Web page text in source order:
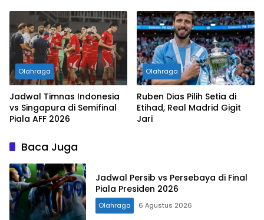
Brasil
Terasa
Olahraga
Jadwal Timnas Indonesia
vs Singapura di Semifinal
Piala AFF 2026
Olahraga
Ruben Dias Pilih Setia di
Etihad, Real Madrid Gigit
Jari
Baca Juga
Jadwal Persib vs Persebaya di Final
Piala Presiden 2026
Olahraga 6 Agustus 2026